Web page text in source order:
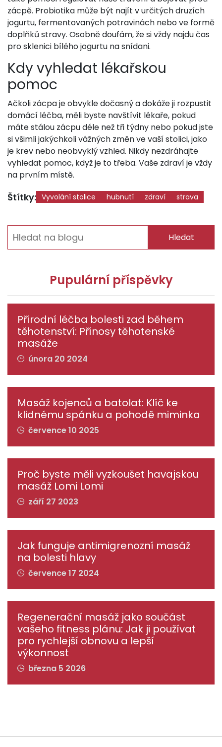
zácpě. Probiotika může být najít v určitých druzích
jogurtu, fermentovaných potravinách nebo ve formě
doplňků stravy. Osobně doufám, že si vždy najdu čas
pro sklenici bílého jogurtu na snídani.
Kdy vyhledat lékařskou
pomoc
Ačkoli zácpa je obvykle dočasný a dokáže ji rozpustit
domácí léčba, měli byste navštívit lékaře, pokud
máte stálou zácpu déle než tři týdny nebo pokud jste
si všimli jakýchkoli vážných změn ve vaší stolici, jako
je krev nebo neobvyklý vzhled. Nikdy nezdráhajte
vyhledat pomoc, když je to třeba. Vaše zdraví je vždy
na prvním místě.
Štítky: Vyvolání stolice hubnutí zdraví strava
Hledat
Pupulární příspěvky
Přírodní léčba bolesti zad během
těhotenství: Přínosy těhotenské
masáže
února 20 2024
Masáž kojenců a batolat: Klíč ke
klidnému spánku a pohodě miminka
července 10 2025
Proč byste měli vyzkoušet havajskou
masáž Lomi Lomi
září 27 2023
Jak funguje antimigrenozní masáž
na bolesti hlavy
července 17 2024
Regenerační masáž jako součást
vašeho fitness plánu: Jak ji používat
pro rychlejší obnovu a lepší
výkonnost
března 5 2026